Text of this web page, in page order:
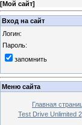
[Мой сайт]
Вход на сайт
Логин:
Пароль:
запомнить
Меню сайта
Главная
Test Drive Unlimited 2